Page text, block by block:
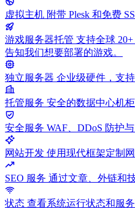
虚拟主机 附带 Plesk 和免费
游戏服务器托管 支持全球
告知我们想要部署的游戏。
独立服务器 企业级硬件，支
托管服务 安全的数据中心机
安全服务 WAF、DDoS 防护
网站开发 使用现代框架定制
SEO 服务 通过文章、外链和
状态 查看系统运行状态和服